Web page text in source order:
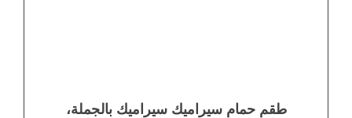
طقم حمام سيراميك سيراميك بالجملة،